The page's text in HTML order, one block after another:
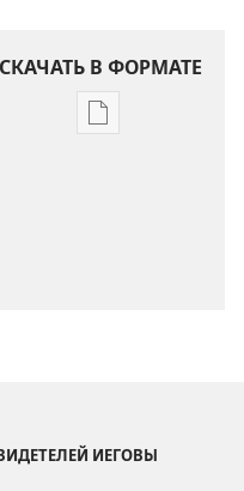
СКАЧАТЬ В ФОРМАТЕ
Варианты
ИЕГОВЫ